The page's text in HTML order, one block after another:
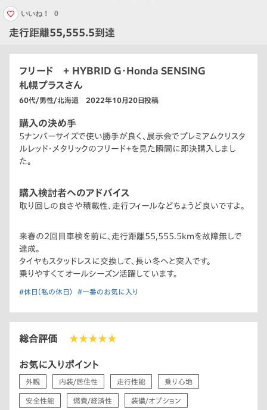
走行距離55,555.5到達
いいね！ 0
フリード ＋ HYBRID G・Honda SENSING
札幌プラスさん
60代/男性/北海道 2022年10月20日投稿
購入の決め手
5ナンバーサイズで使い勝手が良く、展示会でプレミアムクリスタ
ルレッド・メタリックのフリード＋を見た瞬間に即決購入しまし
た。
購入検討者へのアドバイス
取り回しの良さや積載性、走行フィールなどちょうど良いですよ。
来春の2回目車検を前に、走行距離55,555.5kmを故障無しで
達成。
タイヤもスタッドレスに交換して、長い冬へと突入です。
乗りやすくてオールシーズン活躍しています。
#休日（私の休日） #一番のお気に入り
総合評価 ★★★★★
お気に入りポイント
外観 内装/居住性 走行性能 乗り心地
安全性能 燃費/経済性 装備/オプション